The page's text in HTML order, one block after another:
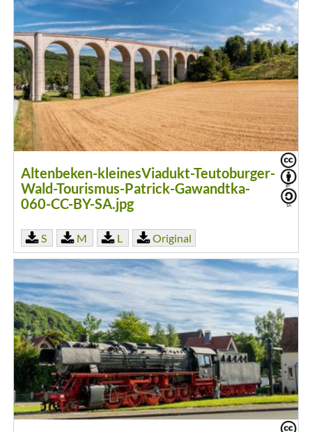
Altenbeken-kleinesViadukt-Teutoburger-
Wald-Tourismus-Patrick-Gawandtka-
060-CC-BY-SA.jpg
S M L Original